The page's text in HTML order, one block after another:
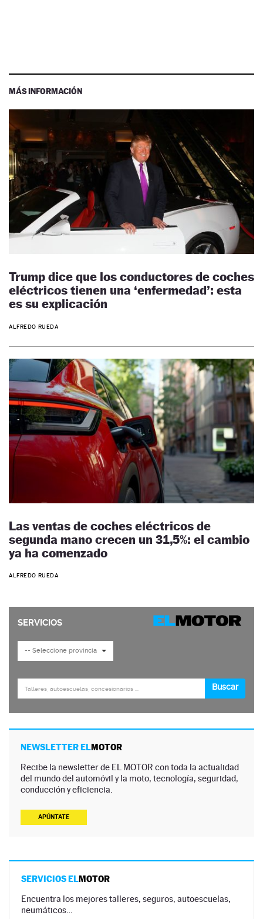
MÁS INFORMACIÓN
Trump dice que los conductores de coches
eléctricos tienen una ‘enfermedad’: esta
es su explicación
ALFREDO RUEDA
Las ventas de coches eléctricos de
segunda mano crecen un 31,5%: el cambio
ya ha comenzado
ALFREDO RUEDA
NEWSLETTER ELMOTOR
Recibe la newsletter de EL MOTOR con toda la actualidad
del mundo del automóvil y la moto, tecnología, seguridad,
conducción y eficiencia.
APÚNTATE
SERVICIOS ELMOTOR
Encuentra los mejores talleres, seguros, autoescuelas,
neumáticos…